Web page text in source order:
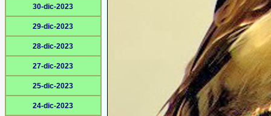
30-dic-2023
29-dic-2023
28-dic-2023
27-dic-2023
25-dic-2023
24-dic-2023